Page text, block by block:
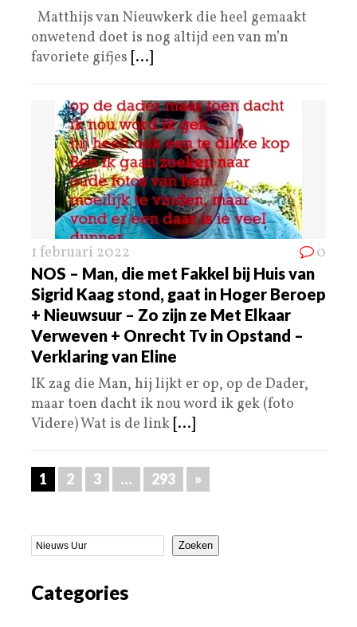
Matthijs van Nieuwkerk die heel gemaakt
onwetend doet is nog altijd een van m’n
favoriete gifjes [...]
1 februari 2022 0
NOS – Man, die met Fakkel bij Huis van
Sigrid Kaag stond, gaat in Hoger Beroep
+ Nieuwsuur – Zo zijn ze Met Elkaar
Verweven + Onrecht Tv in Opstand –
Verklaring van Eline
IK zag die Man, hij lijkt er op, op de Dader,
maar toen dacht ik nou word ik gek (foto
Videre) Wat is de link [...]
1 2 3 … 293 »
Zoeken
Categories